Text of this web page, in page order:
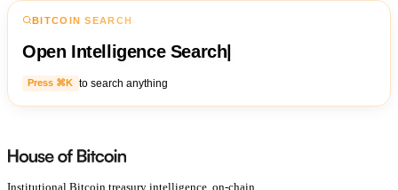
BITCOIN SEARCH
Open Intelligence Search
Press ⌘K to search anything
Institutional Bitcoin treasury intelligence, on-chain